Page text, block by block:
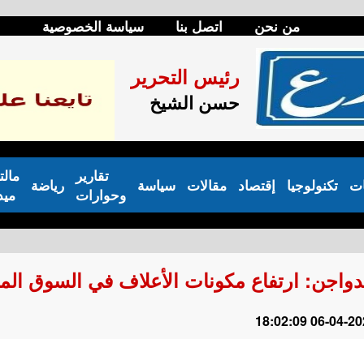
من نحن اتصل بنا سياسة الخصوصية
رئيس التحرير
حسن الشيخ
رياضة
تقارير
وحوارات
سياسة مقالات إقتصاد تكنولوجيا
ارتفاع مكونات الأعلاف في السوق
2026-04-